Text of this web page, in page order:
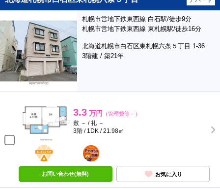
札幌市営地下鉄東西線 白石駅/徒歩9分
札幌市営地下鉄東西線 東札幌駅/徒歩16分
北海道札幌市白石区東札幌六条５丁目 1-36
3階建 / 築21年
3.3 万円 （管理費等－）
敷 － / 礼 －
3階 / 1DK / 21.98㎡
BunChinPAY
ポンタ
部屋
お問い合わせ(無料) お気に入り